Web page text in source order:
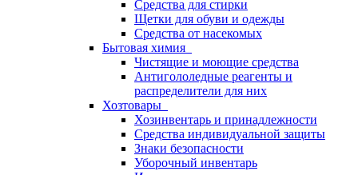
Средства для стирки
Щетки для обуви и одежды
Средства от насекомых
Бытовая химия
Чистящие и моющие средства
Антигололедные реагенты и
распределители для них
Хозтовары
Хозинвентарь и принадлежности
Средства индивидуальной защиты
Знаки безопасности
Уборочный инвентарь